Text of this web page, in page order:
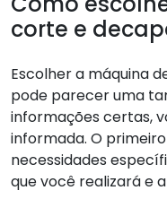
corte e
Escolher a máquina
pode parecer uma
informações certas,
informada. O
necessidades
que você realizará e